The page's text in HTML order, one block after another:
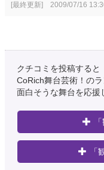
[最終更新] 2009/07/16
クチコミを投稿すると
CoRich舞台芸術！のラ
面白そうな舞台を応援
「